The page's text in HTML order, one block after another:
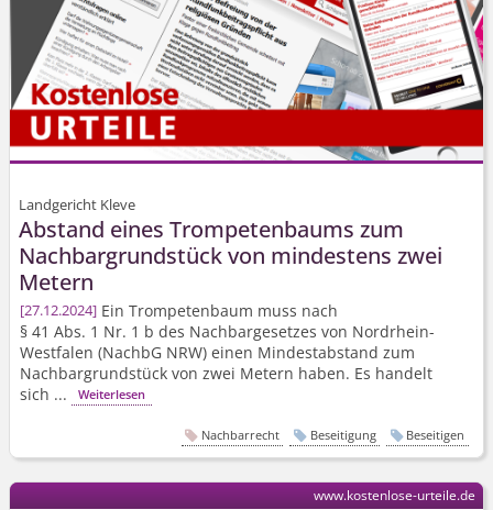
Landgericht Kleve
Abstand eines Trompetenbaums zum
Nachbargrundstück von mindestens zwei
Metern
27.12.2024 Ein Trompetenbaum muss nach
§ 41 Abs. 1 Nr. 1 b des Nachbargesetzes von Nordrhein-
Westfalen (NachbG NRW) einen Mindestabstand zum
Nachbargrundstück von zwei Metern haben. Es handelt
sich ...
Weiterlesen
Nachbarrecht Beseitigung Beseitigen
www.kostenlose-urteile.de